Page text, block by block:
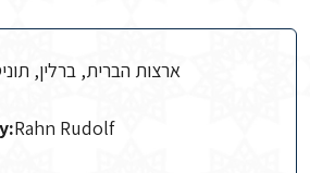
ארצות הברית, ברלין,
Rahn Rudolf